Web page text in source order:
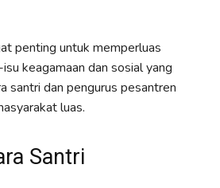
penting untuk memperluas
keagamaan dan sosial yang
santri dan pengurus pesantren
luas.
Santri